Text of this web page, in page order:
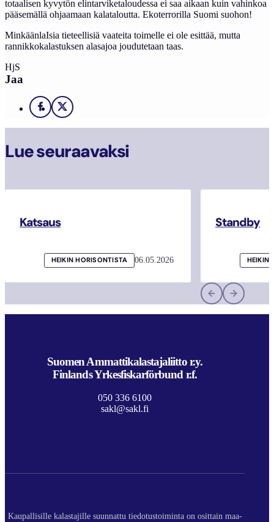
totaalisen kyvytön elintarviketaloudessa ei saa aikaan kuin vahinkoa
pääsemällä ohjaamaan kalataloutta. Ekoterrorilla Suomi suohon!
MinkäänlaIsia tieteellisiä vaateita toimelle ei ole esittää, mutta
rannikkokalastuksen alasajoa joudutetaan taas.
HjS
Jaa
Facebook
X
Lue seuraavaksi
Katsaus
HEIKIN HORISONTISTA 06.05.2026
Standby
HEIKIN
Suomen Ammattikalastajaliitto r.y.
Finlands Yrkesfiskarförbund r.f.
050 336 6100
sakl@sakl.fi
Kaupallisille kalastajille suunnattu tiedotustoiminta on osittain maa-